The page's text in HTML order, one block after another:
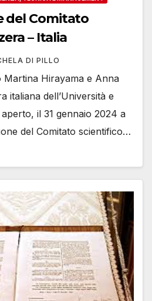
del Comitato
– Italia
DI PILLO
Martina Hirayama e Anna
italiana dell’Università e
il 31 gennaio 2024 a
del Comitato scientifico…